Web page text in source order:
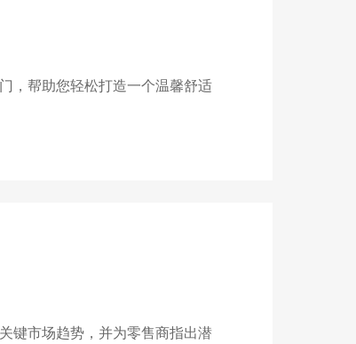
，帮助您轻松打造一个温馨舒适
键市场趋势，并为零售商指出潜